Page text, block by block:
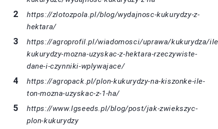
https://zlotozpola.pl/blog/wydajnosc-kukurydzy-z-
hektara/
https://agroprofil.pl/wiadomosci/uprawa/kukurydza/
kukurydzy-mozna-uzyskac-z-hektara-rzeczywiste-
dane-i-czynniki-wplywajace/
https://agropack.pl/plon-kukurydzy-na-kiszonke-ile-
ton-mozna-uzyskac-z-1-ha/
https://www.lgseeds.pl/blog/post/jak-zwiekszyc-
plon-kukurydzy